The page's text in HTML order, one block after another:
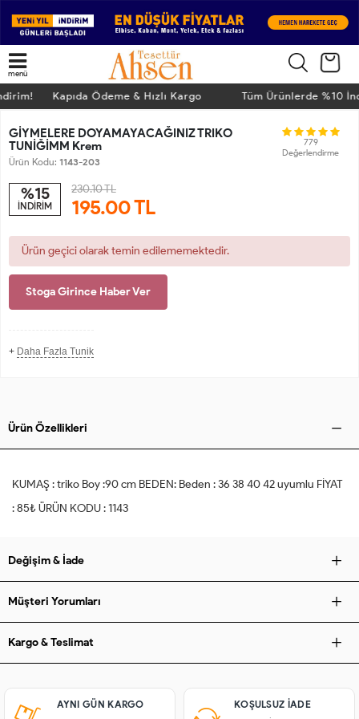
menü
Kapıda Ödeme & Hızlı Kargo Tüm Ürünlerde %10
TÜKENDİ
GİYMELERE DOYAMAYACAĞINIZ TRIKO
TUNİĞİMM Krem
Ürün Kodu: 1143-203
779
Değerlendirme
%15
İNDİRİM
230.10 TL
195.00TL
Ürün geçici olarak temin edilememektedir.
Stoga Girince Haber Ver
+ Daha Fazla Tunik
Ürün Özellikleri
KUMAŞ : triko Boy :90 cm BEDEN: Beden : 36 38 40 42 uyumlu FİYAT
: 85₺ ÜRÜN KODU : 1143
Değişim & İade
Müşteri Yorumları
Kargo & Teslimat
AYNI GÜN KARGO KOŞULSUZ IADE